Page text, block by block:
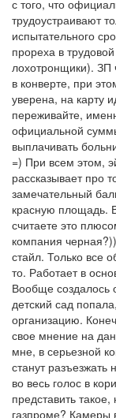
с того, что
трудоустраивают
испытательного
прореха в
лохотронщики). ЗП
в конверте, при
уверена, на карту
переживайте,
официальной
выплачивать
=) При всем этом,
рассказывает про
замечательный
красную площадь.
считаете это
компания
стайл. Только все
то. Работает в
Вообще создалось
детский сад
организацию.
свое мнение на
мне, в серьезной
станут разъезжать
во весь голос в
представить
газпроме? Камеры